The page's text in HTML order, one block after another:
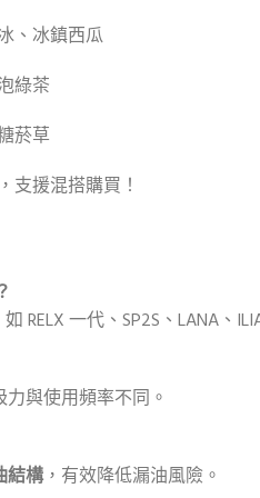
、冰鎮西瓜
綠茶
菸草
支援混搭購買！
如 RELX 一代、SP2S、LANA、
力與使用頻率不同。
結構，有效降低漏油風險。